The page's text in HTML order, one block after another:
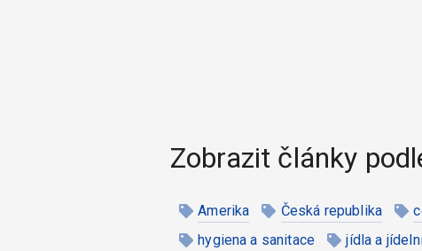
Zobrazit články
Amerika Česká republika
hygiena a sanitace
jídla a